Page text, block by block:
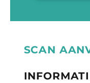
SCAN